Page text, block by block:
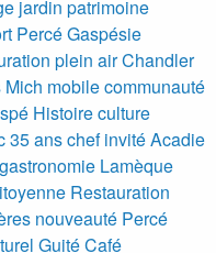
jardin patrimoine
Percé Gaspésie
plein airChandler
mobile communauté
Histoire culture
35 ans chef invitéAcadie
Lamèque
Restauration
nouveauté Percé
GuitéCafé